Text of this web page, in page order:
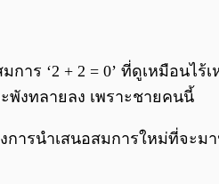
าร ‘2 + 2 = 0’ ที่ดูเหมือนไ
พังทลายลง เพราะชายคนนี้
การนำเสนอสมการใหม่ที่จะม